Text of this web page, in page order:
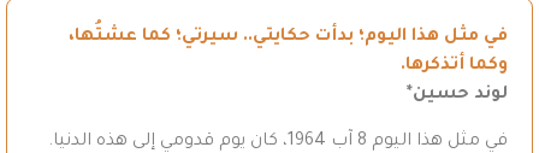
في مثل هذا اليوم؛ بدأت حكايتي.. سيرتي؛ كما عشتُها،
وكما أتذكرها.
لوند حسين*
في مثل هذا اليوم 8 آب 1964، كان يوم قدومي إلى هذه الدنيا.